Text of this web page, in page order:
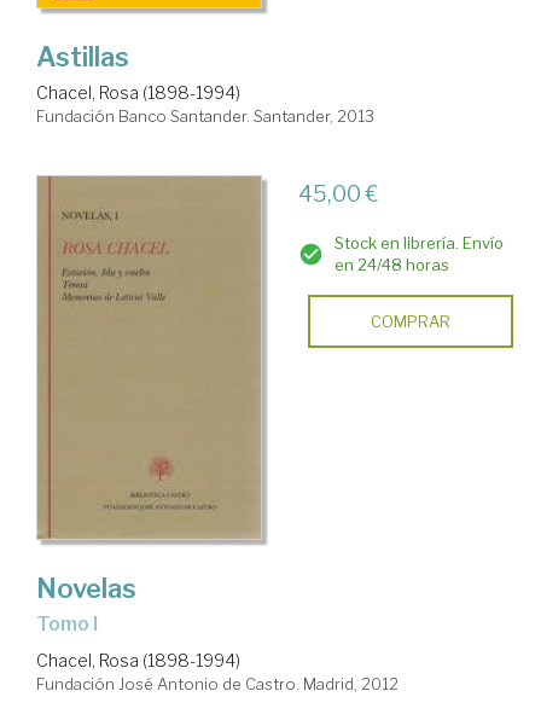
Astillas
Chacel, Rosa (1898-1994)
Fundación Banco Santander. Santander, 2013
45,00 €
Stock en librería. Envío
en 24/48 horas
COMPRAR
Novelas
Tomo I
Chacel, Rosa (1898-1994)
Fundación José Antonio de Castro. Madrid, 2012